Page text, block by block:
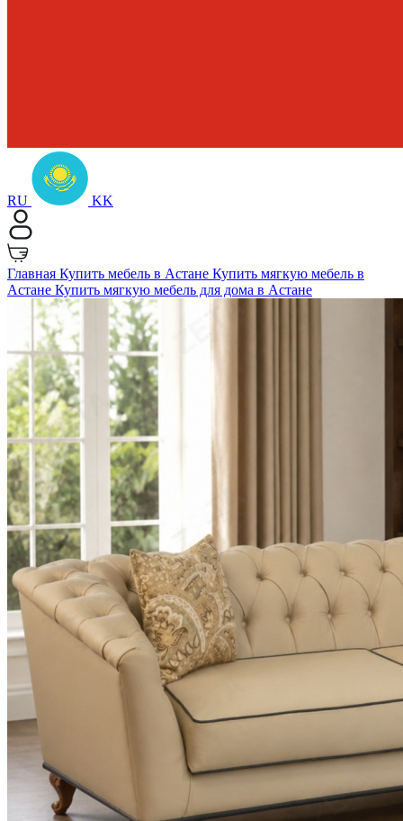
RU KK
Главная Купить мебель в Астане Купить мягкую мебель в
Астане Купить мягкую мебель для дома в Астане